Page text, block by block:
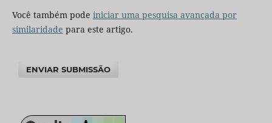
Você também pode iniciar uma pesquisa avançada por
similaridade para este artigo.
ENVIAR SUBMISSÃO